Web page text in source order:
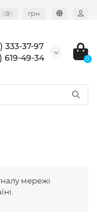
0 грн.
333-37-97
619-49-34
0
мережі